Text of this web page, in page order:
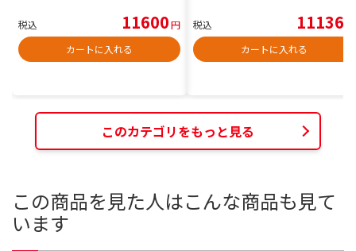
税込 11600円
カートに入れる
税込 11136
カートに入れる
このカテゴリをもっと見る
この商品を見た人はこんな商品も見て
います